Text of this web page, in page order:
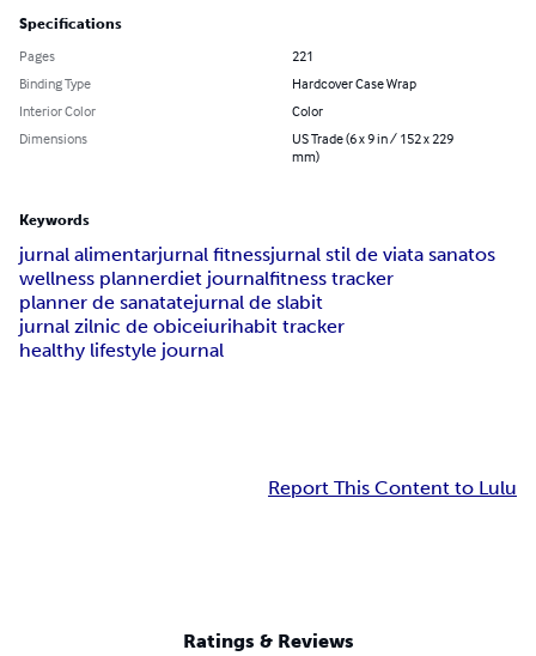
Specifications
Pages
221
Binding Type
Hardcover Case Wrap
Interior Color
Color
Dimensions
US Trade (6 x 9 in / 152 x 229
mm)
Keywords
jurnal alimentarjurnal fitnessjurnal stil de viata sanatos
wellness plannerdiet journalfitness tracker
planner de sanatatejurnal de slabit
jurnal zilnic de obiceiurihabit tracker
healthy lifestyle journal
Report This Content to Lulu
Ratings & Reviews